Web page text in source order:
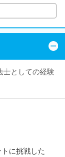
としての経験
に挑戦した